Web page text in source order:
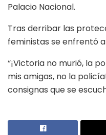
Palacio Nacional.
Tras derribar las
feministas se enfrentó
“¡Victoria no murió, la
mis amigas, no la
consignas que se